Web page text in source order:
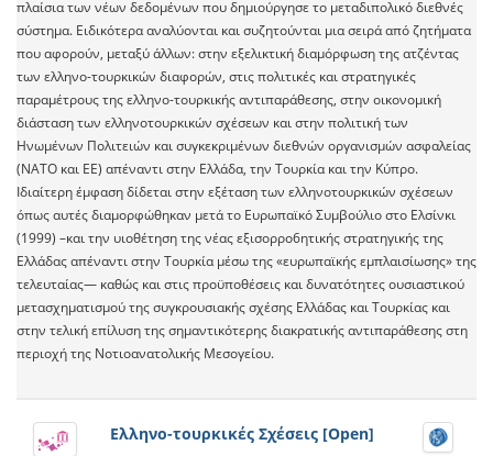
πλαίσια των νέων δεδομένων που δημιούργησε το μεταδιπολικό διεθνές
σύστημα. Ειδικότερα αναλύονται και συζητούνται μια σειρά από ζητήματα
που αφορούν, μεταξύ άλλων: στην εξελικτική διαμόρφωση της ατζέντας
των ελληνο-τουρκικών διαφορών, στις πολιτικές και στρατηγικές
παραμέτρους της ελληνο-τουρκικής αντιπαράθεσης, στην οικονομική
διάσταση των ελληνοτουρκικών σχέσεων και στην πολιτική των
Ηνωμένων Πολιτειών και συγκεκριμένων διεθνών οργανισμών ασφαλείας
(ΝΑΤΟ και ΕΕ) απέναντι στην Ελλάδα, την Τουρκία και την Κύπρο.
Ιδιαίτερη έμφαση δίδεται στην εξέταση των ελληνοτουρκικών σχέσεων
όπως αυτές διαμορφώθηκαν μετά το Ευρωπαϊκό Συμβούλιο στο Ελσίνκι
(1999) –και την υιοθέτηση της νέας εξισορρο6ητικής στρατηγικής της
Ελλάδας απέναντι στην Τουρκία μέσω της «ευρωπαϊκής εμπλαισίωσης» της
τελευταίας— καθώς και στις προϋποθέσεις και δυνατότητες ουσιαστικού
μετασχηματισμού της συγκρουσιακής σχέσης Ελλάδας και Τουρκίας και
στην τελική επίλυση της σημαντικότερης διακρατικής αντιπαράθεσης στη
περιοχή της Νοτιοανατολικής Μεσογείου.
Ελληνο-τουρκικές Σχέσεις [Open]